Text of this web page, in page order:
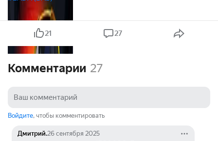
21 27
Комментарии 27
Войдите, чтобы комментировать
Дмитрий.26 сентября 2025